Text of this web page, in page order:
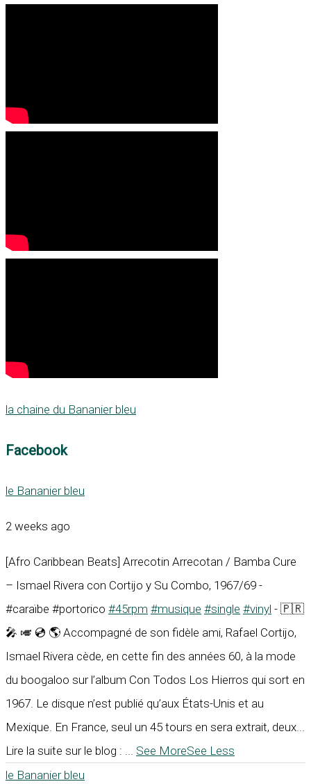
la chaine du Bananier bleu
Facebook
le Bananier bleu
2 weeks ago
[Afro Caribbean Beats] Arrecotin Arrecotan / Bamba Cure
– Ismael Rivera con Cortijo y Su Combo, 1967/69 -
#caraïbe #portorico #45rpm #musique #single #vinyl - 🇵🇷
🎤 🎺 💿 🌎 Accompagné de son fidèle ami, Rafael Cortijo,
Ismael Rivera cède, en cette fin des années 60, à la mode
du boogaloo sur l’album Con Todos Los Hierros qui sort en
1967. Le disque n’est publié qu’aux États-Unis et au
Mexique. En France, seul un 45 tours en sera extrait, deux...
Lire la suite sur le blog :
See MoreSee Less
le Bananier bleu